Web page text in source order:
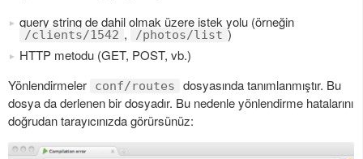
query string de dahil olmak üzere istek yolu (örneğin
/clients/1542 , /photos/list )
HTTP metodu (GET, POST, vb.)
Yönlendirmeler
conf/routes
dosyasında tanımlanmıştır. Bu
dosya da derlenen bir dosyadır. Bu nedenle yönlendirme hatalarını
doğrudan tarayıcınızda görürsünüz: